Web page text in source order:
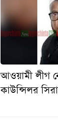
আওয়ামী লীগ
কাউন্সিলর